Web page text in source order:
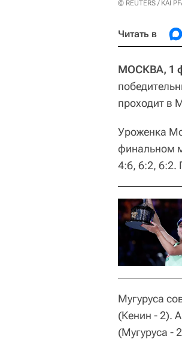
© REUTERS / KAI
Читать в
МОСКВА, 1
проходит в
Уроженка
финальном
4:6, 6:2, 6:2.
Мугуруса
(Кенин - 2).
(Мугуруса -